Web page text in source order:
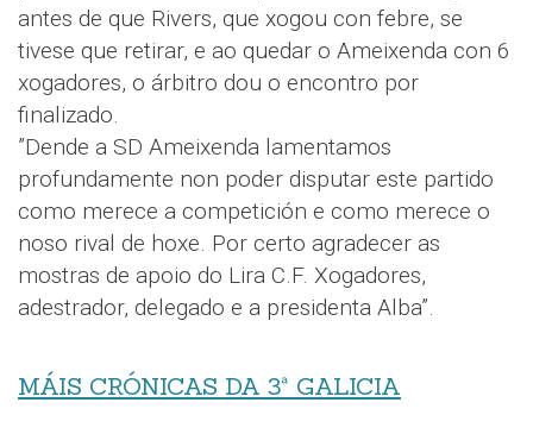
antes de que Rivers, que xogou con febre, se
tivese que retirar, e ao quedar o Ameixenda con 6
xogadores, o árbitro dou o encontro por
finalizado.
”Dende a SD Ameixenda lamentamos
profundamente non poder disputar este partido
como merece a competición e como merece o
noso rival de hoxe. Por certo agradecer as
mostras de apoio do Lira C.F. Xogadores,
adestrador, delegado e a presidenta Alba”.
MÁIS CRÓNICAS DA 3ª GALICIA